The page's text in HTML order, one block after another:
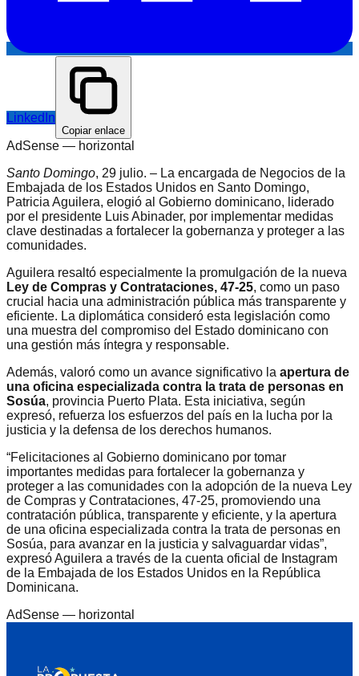
LinkedIn
Copiar enlace
AdSense — horizontal
Santo Domingo, 29 julio. – La encargada de Negocios de la
Embajada de los Estados Unidos en Santo Domingo,
Patricia Aguilera, elogió al Gobierno dominicano, liderado
por el presidente Luis Abinader, por implementar medidas
clave destinadas a fortalecer la gobernanza y proteger a las
comunidades.
Aguilera resaltó especialmente la promulgación de la nueva
Ley de Compras y Contrataciones, 47-25, como un paso
crucial hacia una administración pública más transparente y
eficiente. La diplomática consideró esta legislación como
una muestra del compromiso del Estado dominicano con
una gestión más íntegra y responsable.
Además, valoró como un avance significativo la apertura de
una oficina especializada contra la trata de personas en
Sosúa, provincia Puerto Plata. Esta iniciativa, según
expresó, refuerza los esfuerzos del país en la lucha por la
justicia y la defensa de los derechos humanos.
“Felicitaciones al Gobierno dominicano por tomar
importantes medidas para fortalecer la gobernanza y
proteger a las comunidades con la adopción de la nueva Ley
de Compras y Contrataciones, 47-25, promoviendo una
contratación pública, transparente y eficiente, y la apertura
de una oficina especializada contra la trata de personas en
Sosúa, para avanzar en la justicia y salvaguardar vidas”,
expresó Aguilera a través de la cuenta oficial de Instagram
de la Embajada de los Estados Unidos en la República
Dominicana.
AdSense — horizontal